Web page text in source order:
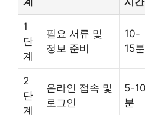
1
단
계
필요 서류 및
정보 준비
10-
15분
2
단
계
온라인 접속 및
로그인
5-10
분